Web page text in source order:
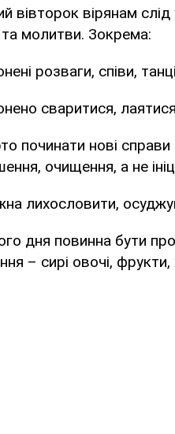
вівторок вірянам
молитви. Зокрема:
розваги, співи,
сваритися,
починати нові
очищення, а не
лихословити,
дня повинна бути
– сирі овочі,